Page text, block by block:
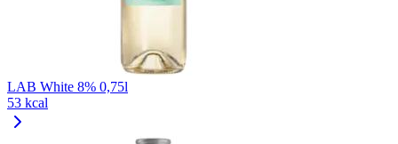
LAB White 8% 0,75l
53 kcal